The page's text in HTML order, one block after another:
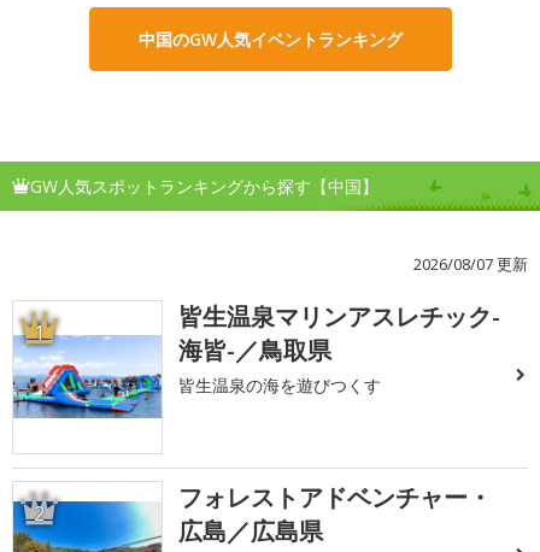
中国のGW人気イベントランキング
GW人気スポットランキングから探す【中国】
2026/08/07 更新
1
皆生温泉マリンアスレチック-
海皆-／鳥取県
皆生温泉の海を遊びつくす
2
フォレストアドベンチャー・
広島／広島県